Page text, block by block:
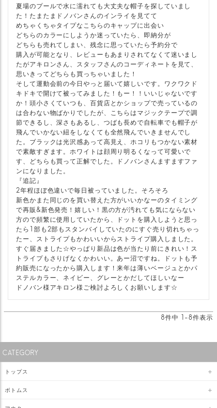
夏場のプールで水に濡れても大丈夫な帽子を探していまし
た！たまたまドノバンさんのインライを見てて
めちゃくちゃタイプなこちらのキャップに出会い
どちらのカラーにしようか迷っていたら、即納分が
どちらも売れてしまい、残念に思っていたら予約分で
購入が可能となり、レビューもあまりされてなくて迷いまし
たがアキロンさん、スタッフさんのコーディネートを見て、
思いきってどちらも買っちゃいました！
そして運動会前の今日やっと届いて嬉しいです。ワクワクド
キドキで開けて被ってみました！もー！！いいじゃないです
か！頭小さくていつも、百貨店とかショップで売っているの
は合わない物ばかりでしたが、こちらはマジックテープで調
節できるし、深さもあるし、つばも長めで自転車でも帽子が
飛んでいかない紐をしなくても全然飛んでいきませんでし
た。ブラックは光沢感あって高見え、ホコリもつかない素材
で素敵すぎます。ホワイトは顔周り明るくなって可愛いで
す、どちらも買って正解でした。ドノバンさんますますファ
ンになりました。
『追記』
2年程ほぼ色違いで毎日被っていました。そろそろ
新色かまた同じのを買い替えた方がいいかなーのタイミング
で再販&新色発売！嬉しい！黒の方が汚れても気にならない
方ので頻繁に使用していたから、ドットを購入しようと思っ
たら1部も2部もスタンバイしていたのにすぐ売り切れちゃっ
たー、ストライプもかわいいからストライプ購入しました。
すぐ届きました☆やっぱり新品は色が当たり前にきれい！ス
トライプもさりげなくかわいい。あー沼ですね。ドットも予
約販売になったから購入します！来年は薄いベージュとかパ
ステルカラー、ネイビー、グレーとかだしてほしいなー
ドノバン様アキロン様ご検討よろしくお願いします☆
8件中 1 -8件表示
CATEGORY
トップス
ボトムス